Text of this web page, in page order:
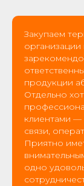
Закупаем
продукции
Отдельно
клиентами —
связи,
Приятно
одно